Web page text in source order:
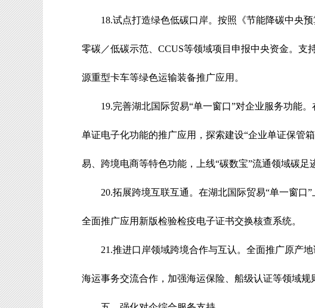
18.试点打造绿色低碳口岸。 按照《节能降碳中央
零碳／低碳示范、 CCUS等领域项目申报中央资金。支
源重型卡车等绿色运输装备推广应用。
19.完善湖北国际贸易“单一窗口”对企业服务功能。
单证电子化功能的推广应用，探索建设“企业单证保管箱
易、跨境电商等特色功能， 上线“碳数宝”流通领域碳足
20.拓展跨境互联互通 。 在湖北国际贸易“单一窗口
全面推广应用新版检验检疫电子证书交换核查系统。
21.推进口岸领域跨境合作与互认 。 全面推广原产
海运事务交流合作，加强海运保险、船级认证等领域